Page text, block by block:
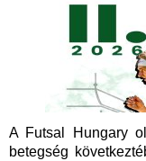
A Futsal Hungary
betegség